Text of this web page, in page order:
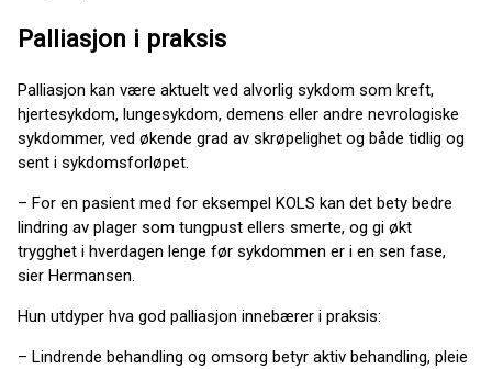
Palliasjon i praksis
Palliasjon kan være aktuelt ved alvorlig sykdom som kreft,
hjertesykdom, lungesykdom, demens eller andre nevrologiske
sykdommer, ved økende grad av skrøpelighet og både tidlig og
sent i sykdomsforløpet.
– For en pasient med for eksempel KOLS kan det bety bedre
lindring av plager som tungpust ellers smerte, og gi økt
trygghet i hverdagen lenge før sykdommen er i en sen fase,
sier Hermansen.
Hun utdyper hva god palliasjon innebærer i praksis:
– Lindrende behandling og omsorg betyr aktiv behandling, pleie